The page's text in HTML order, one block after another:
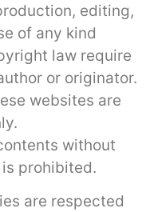
editing,
of any kind
law require
or originator.
websites are
without
prohibited.
are respected